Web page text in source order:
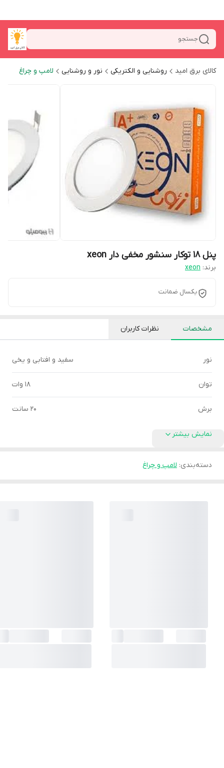
جستجو
کالای برق امید روشنایی و الکتریکی نور و روشنایی لامپ و چراغ
پنل 18 توکار سنشور مخفی دار xeon
برند: xeon
یکسال ضمانت
مشخصات نظرات کاربران
نور سفید و افتابی و یخی
توان 18 وات
برش 20 سانت
نمایش بیشتر
دسته‌بندی: لامپ و چراغ